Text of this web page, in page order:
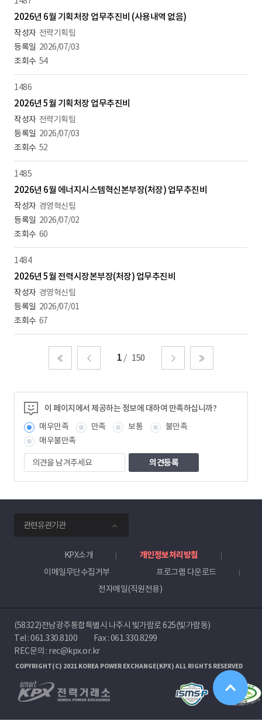
2026년 6월 기획처장 업무추진비 (사용내역 없음)
전략기획팀
2026/07/03
54
1486
2026년 5월 기획처장 업무추진비
전략기획팀
2026/07/03
52
1485
2026년 6월 에너지시스템혁신본부장(처장) 업무추진비
경영혁신팀
2026/07/02
60
1484
2026년 5월 전력시장본부장(처장) 업무추진비
경영혁신팀
2026/07/01
67
1 150
이 페이지에서 제공하는 정보에 대하여 만족하십니까?
매우만족
만족 보통
불만족
매우불만족
의
견
을
겨
주
세
요
관련유관기관
KPX소개
개인정보처리방침
이메일무단수집거부
프로그램 다운로드
전자메일(직원전용)
(58322)전남광주통합특별시 나주시 빛가람로 625(빛가람동)
Tel :061.330.8100
Fax : 061.330.8299
REC문의 : rec@kpx.or.kr
COPYRIGHT(C) 2021 KOREA POWER EXCHANGE(KPX) ALL RIGHTS RESERVED